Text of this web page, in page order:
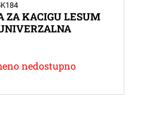
ZA KACIGU LESUM
nedostupno